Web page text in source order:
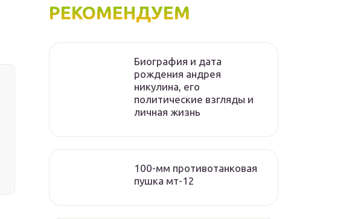
РЕКОМЕНДУЕМ
Биография и дата
рождения андрея
никулина, его
политические взгляды и
личная жизнь
100-мм противотанковая
пушка мт-12